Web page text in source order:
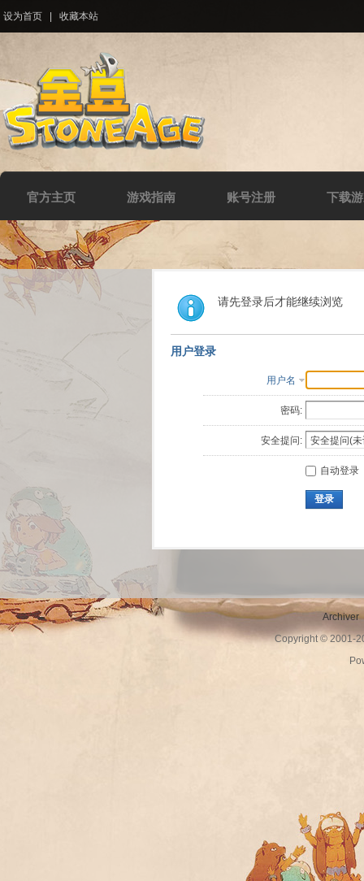
设为首页 收藏本站
官方主页 游戏指南 账号注册 下载
请先登录后才能继续浏览
用户登录
用户名
密码:
安全提问:
自动登录
登录
Archiver
Copyright © 2001-